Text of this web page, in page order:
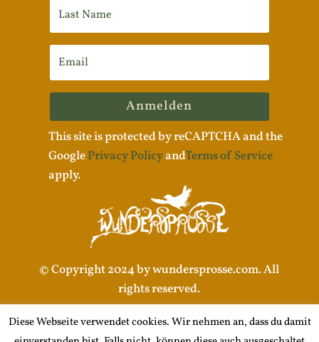
Anmelden
This site is protected by reCAPTCHA and the
GooglePrivacy PolicyandTerms of Service
apply.
© Copyright 2024 by wundersprosse.com. All
rights reserved.
Diese Webseite verwendet cookies. Wir nehmen an, dass du damit